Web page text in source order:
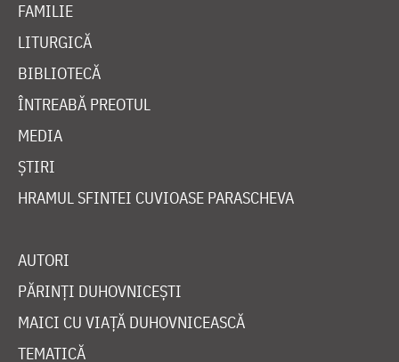
FAMILIE
LITURGICĂ
BIBLIOTECĂ
ÎNTREABĂ PREOTUL
MEDIA
ȘTIRI
HRAMUL SFINTEI CUVIOASE PARASCHEVA
AUTORI
PĂRINȚI DUHOVNICEȘTI
MAICI CU VIAȚĂ DUHOVNICEASCĂ
TEMATICĂ